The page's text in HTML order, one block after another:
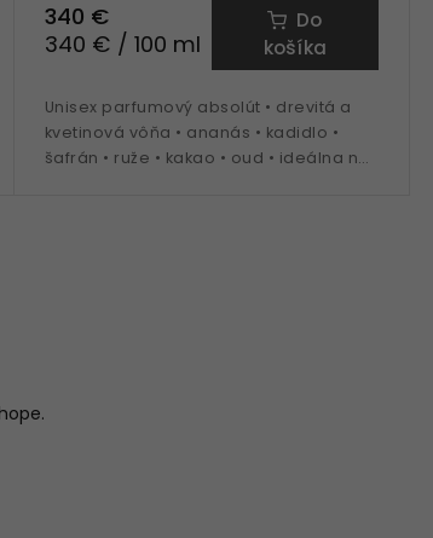
340 €
340 € / 100 ml
Do
košíka
Unisex parfumový absolút • drevitá a
kvetinová vôňa • ananás • kadidlo •
šafrán • ruže • kakao • oud • ideálna na